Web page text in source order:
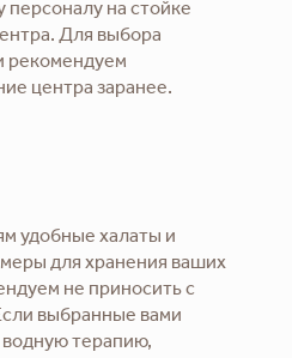
на стойке
Для выбора
рекомендуем
центра заранее.
удобные халаты и
для хранения ваших
не приносить с
выбранные вами
терапию,